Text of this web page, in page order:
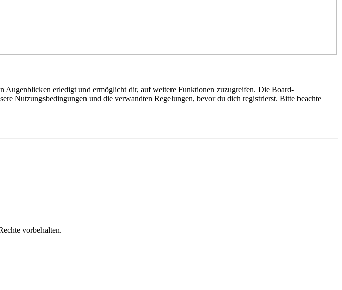
erledigt und ermöglicht dir, auf weitere Funktionen zuzugreifen. Die Board-
Nutzungsbedingungen und die verwandten Regelungen, bevor du dich registrierst. Bitte beachte
vorbehalten.